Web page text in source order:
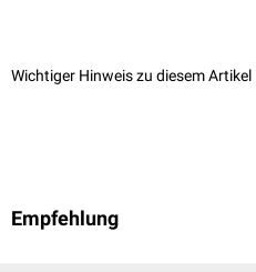
Wichtiger Hinweis zu diesem Artikel
Empfehlung